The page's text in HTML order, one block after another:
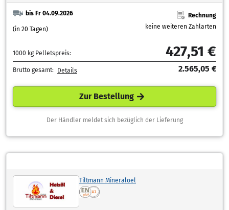
bis Fr 04.09.2026
(in 20 Tagen)
Rechnung
keine weiteren Zahlarten
1000 kg Pelletspreis: 427,51 €
Brutto gesamt: Details 2.565,05 €
Zur Bestellung
Der Händler meldet sich bezüglich der Lieferung
Tiltmann Mineraloel